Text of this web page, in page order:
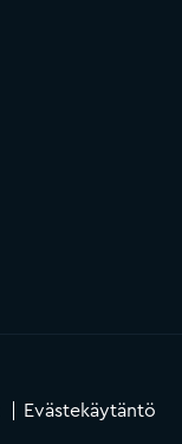
Evästekäytäntö